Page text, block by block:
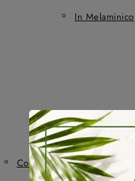
In Melaminico
Complementi Altacom Scorzè